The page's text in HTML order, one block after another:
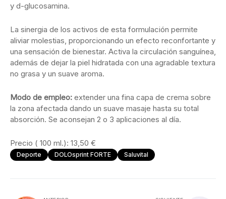
y d-glucosamina.
La sinergia de los activos de esta formulación permite
aliviar molestias, proporcionando un efecto reconfortante y
una sensación de bienestar. Activa la circulación sanguínea,
además de dejar la piel hidratada con una agradable textura
no grasa y un suave aroma.
Modo de empleo: extender una fina capa de crema sobre
la zona afectada dando un suave masaje hasta su total
absorción. Se aconsejan 2 o 3 aplicaciones al día.
Precio ( 100 ml.): 13,50 €
Deporte DOLOsprint FORTE Saluvital